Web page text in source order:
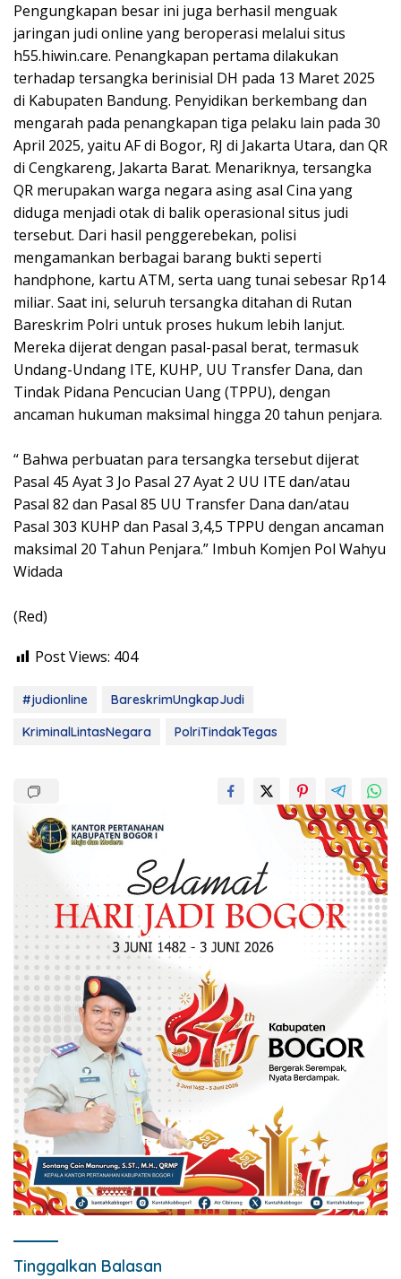
Pengungkapan besar ini juga berhasil menguak
jaringan judi online yang beroperasi melalui situs
h55.hiwin.care. Penangkapan pertama dilakukan
terhadap tersangka berinisial DH pada 13 Maret 2025
di Kabupaten Bandung. Penyidikan berkembang dan
mengarah pada penangkapan tiga pelaku lain pada 30
April 2025, yaitu AF di Bogor, RJ di Jakarta Utara, dan QR
di Cengkareng, Jakarta Barat. Menariknya, tersangka
QR merupakan warga negara asing asal Cina yang
diduga menjadi otak di balik operasional situs judi
tersebut. Dari hasil penggerebekan, polisi
mengamankan berbagai barang bukti seperti
handphone, kartu ATM, serta uang tunai sebesar Rp14
miliar. Saat ini, seluruh tersangka ditahan di Rutan
Bareskrim Polri untuk proses hukum lebih lanjut.
Mereka dijerat dengan pasal-pasal berat, termasuk
Undang-Undang ITE, KUHP, UU Transfer Dana, dan
Tindak Pidana Pencucian Uang (TPPU), dengan
ancaman hukuman maksimal hingga 20 tahun penjara.
“ Bahwa perbuatan para tersangka tersebut dijerat
Pasal 45 Ayat 3 Jo Pasal 27 Ayat 2 UU ITE dan/atau
Pasal 82 dan Pasal 85 UU Transfer Dana dan/atau
Pasal 303 KUHP dan Pasal 3,4,5 TPPU dengan ancaman
maksimal 20 Tahun Penjara.” Imbuh Komjen Pol Wahyu
Widada
(Red)
Post Views: 404
#judionline
BareskrimUngkapJudi
KriminalLintasNegara
PolriTindakTegas
Tinggalkan Balasan